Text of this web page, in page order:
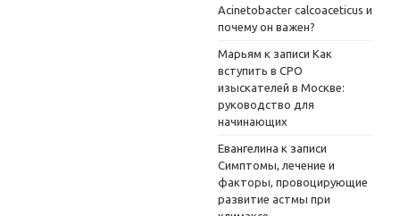
Acinetobacter calcoaceticus и
почему он важен?
Марьям к записи Как
вступить в СРО
изыскателей в Москве:
руководство для
начинающих
Евангелина к записи
Симптомы, лечение и
факторы, провоцирующие
развитие астмы при